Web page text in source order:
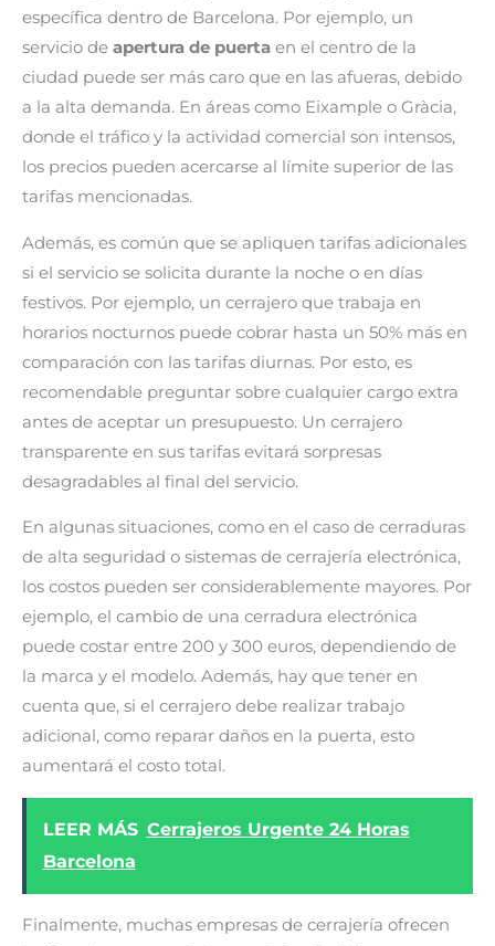
específica dentro de Barcelona. Por ejemplo, un
servicio de apertura de puerta en el centro de la
ciudad puede ser más caro que en las afueras, debido
a la alta demanda. En áreas como Eixample o Gràcia,
donde el tráfico y la actividad comercial son intensos,
los precios pueden acercarse al límite superior de las
tarifas mencionadas.
Además, es común que se apliquen tarifas adicionales
si el servicio se solicita durante la noche o en días
festivos. Por ejemplo, un cerrajero que trabaja en
horarios nocturnos puede cobrar hasta un 50% más en
comparación con las tarifas diurnas. Por esto, es
recomendable preguntar sobre cualquier cargo extra
antes de aceptar un presupuesto. Un cerrajero
transparente en sus tarifas evitará sorpresas
desagradables al final del servicio.
En algunas situaciones, como en el caso de cerraduras
de alta seguridad o sistemas de cerrajería electrónica,
los costos pueden ser considerablemente mayores. Por
ejemplo, el cambio de una cerradura electrónica
puede costar entre 200 y 300 euros, dependiendo de
la marca y el modelo. Además, hay que tener en
cuenta que, si el cerrajero debe realizar trabajo
adicional, como reparar daños en la puerta, esto
aumentará el costo total.
LEER MÁS Cerrajeros Urgente 24 Horas
Barcelona
Finalmente, muchas empresas de cerrajería ofrecen